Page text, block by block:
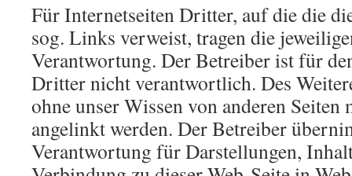
Für Internetseiten Dritter, auf die die
sog. Links verweist, tragen die
Verantwortung. Der Betreiber ist für
Dritter nicht verantwortlich. Des
ohne unser Wissen von anderen
angelinkt werden. Der Betreiber
Verantwortung für Darstellungen,